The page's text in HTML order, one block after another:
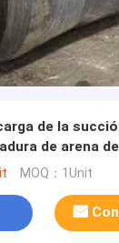
de la
de arena
de la bomba de
MOQ：1Unit